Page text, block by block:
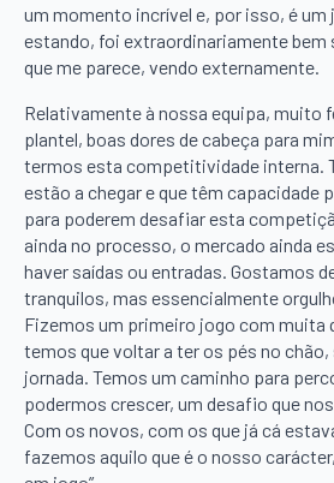
um momento incrível e, por isso, é um
estando, foi extraordinariamente bem
que me parece, vendo externamente.
Relativamente à nossa equipa, muito
plantel, boas dores de cabeça para
termos esta competitividade interna.
estão a chegar e que têm capacidade
para poderem desafiar esta
ainda no processo, o mercado ainda
haver saídas ou entradas. Gostamos
tranquilos, mas essencialmente
Fizemos um primeiro jogo com muita
temos que voltar a ter os pés no chão,
jornada. Temos um caminho para
podermos crescer, um desafio que
Com os novos, com os que já cá
fazemos aquilo que é o nosso